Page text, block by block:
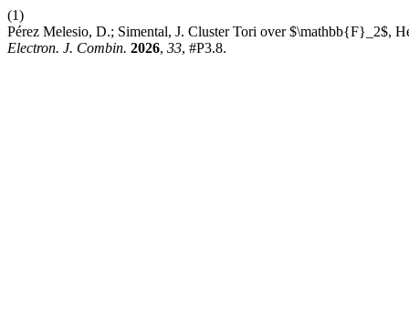
(1)
Pérez Melesio, D.; Simental, J. Cluster Tori over $\mathbb{F}_2$,
Electron. J. Combin. 2026, 33, #P3.8.